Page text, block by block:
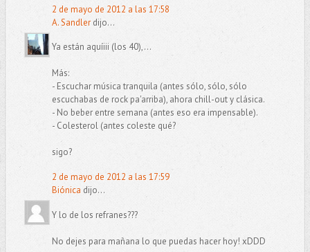
2 de mayo de 2012 a las 17:58
A. Sandlerdijo...
Ya están aquíiii (los 40),...
Más:
- Escuchar música tranquila (antes sólo, sólo, sólo
escuchabas de rock pa'arriba), ahora chill-out y clásica.
- No beber entre semana (antes eso era impensable).
- Colesterol (antes coleste qué?
sigo?
2 de mayo de 2012 a las 17:59
Biónica dijo...
Y lo de los refranes???
No dejes para mañana lo que puedas hacer hoy! xDDD